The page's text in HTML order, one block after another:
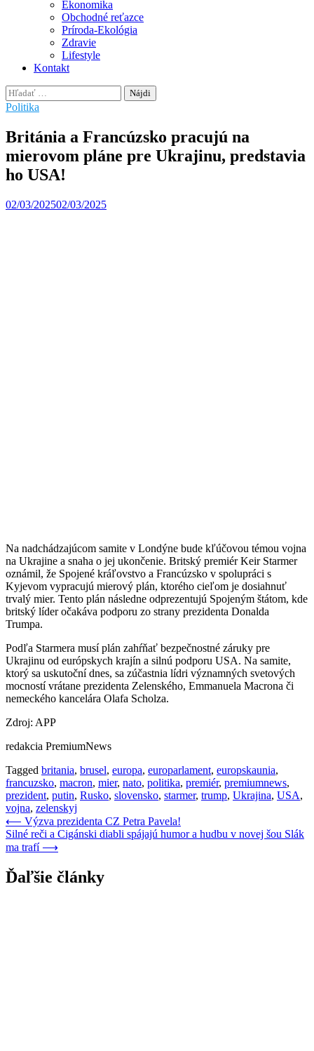
Ekonomika
Obchodné reťazce
Príroda-Ekológia
Zdravie
Lifestyle
Kontakt
Hľadať:
Politika
Británia a Francúzsko pracujú na
mierovom pláne pre Ukrajinu, predstavia
ho USA!
02/03/202502/03/2025
Na nadchádzajúcom samite v Londýne bude kľúčovou témou vojna
na Ukrajine a snaha o jej ukončenie. Britský premiér Keir Starmer
oznámil, že Spojené kráľovstvo a Francúzsko v spolupráci s
Kyjevom vypracujú mierový plán, ktorého cieľom je dosiahnuť
trvalý mier. Tento plán následne odprezentujú Spojeným štátom, kde
britský líder očakáva podporu zo strany prezidenta Donalda
Trumpa.
Podľa Starmera musí plán zahŕňať bezpečnostné záruky pre
Ukrajinu od európskych krajín a silnú podporu USA. Na samite,
ktorý sa uskutoční dnes, sa zúčastnia lídri významných svetových
mocností vrátane prezidenta Zelenského, Emmanuela Macrona či
nemeckého kancelára Olafa Scholza.
Zdroj: APP
redakcia PremiumNews
Tagged britania, brusel, europa, europarlament, europskaunia,
francuzsko, macron, mier, nato, politika, premiér, premiumnews,
prezident, putin, Rusko, slovensko, starmer, trump, Ukrajina, USA,
vojna, zelenskyj
Navigácia
v
⟵ Výzva prezidenta CZ Petra Pavela!
Silné reči a Cigánski diabli spájajú humor a hudbu v novej šou Slák
ma trafí ⟶
Ďaľšie články